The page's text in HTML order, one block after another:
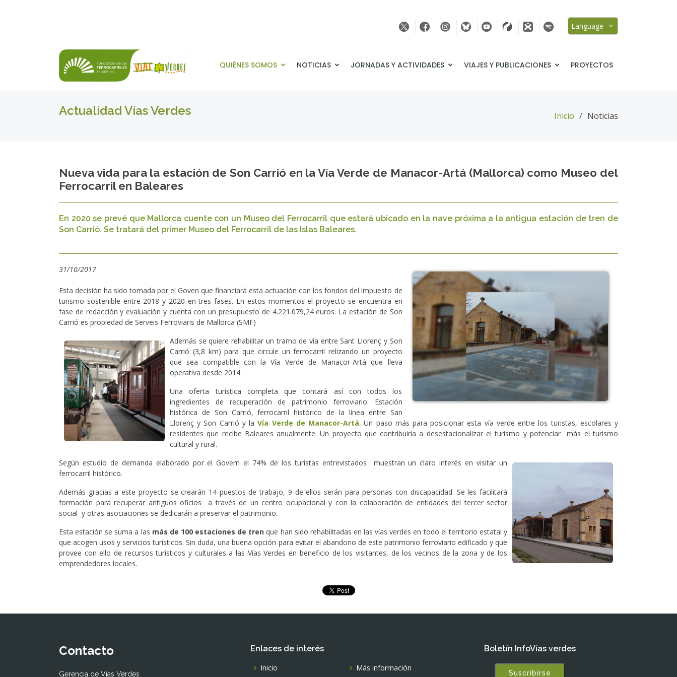
Language
QUIÉNES SOMOS NOTICIAS JORNADAS Y ACTIVIDADES VIAJES Y PUBLICACIONES PROYECTOS
Actualidad Vías Verdes Inicio Noticias
Nueva vida para la estación de Son Carrió en la Vía Verde de Manacor-Artá (Mallorca) como Museo del
Ferrocarril en Baleares
En 2020 se prevé que Mallorca cuente con un Museo del Ferrocarril que estará ubicado en la nave próxima a la antigua estación de tren de
Son Carrió. Se tratará del primer Museo del Ferrocarril de las Islas Baleares.
31/10/2017
Esta decisión ha sido tomada por el Goven que financiará esta actuación con los fondos del impuesto de
turismo sostenible entre 2018 y 2020 en tres fases. En estos momentos el proyecto se encuentra en
fase de redacción y evaluación y cuenta con un presupuesto de 4.221.079,24 euros. La estación de Son
Carrió es propiedad de Serveis Ferroviaris de Mallorca (SMF)
Además se quiere rehabilitar un tramo de vía entre Sant Llorenç y Son
Carrió (3,8 km) para que circule un ferrocarril relizando un proyecto
que sea compatible con la Vía Verde de Manacor-Artá que lleva
operativa desde 2014.
Una oferta turística completa que contará así con todos los
ingredientes de recuperación de patrimonio ferroviario: Estación
histórica de Son Carrió, ferrocarril histórico de la línea entre San
Llorenç y Son Carrió y laVía Verde de Manacor-Artá. Un paso más para posicionar esta vía verde entre los turistas, escolares y
residentes que recibe Baleares anualmente. Un proyecto que contribuiría a desestacionalizar el turismo y potenciar más el turismo
cultural y rural.
Según estudio de demanda elaborado por el Govern el 74% de los turistas entrevistados muestran un claro interés en visitar un
ferrocarril histórico.
Además gracias a este proyecto se crearán 14 puestos de trabajo, 9 de ellos serán para personas con discapacidad. Se les facilitará
formación para recuperar antiguos oficios a través de un centro ocupacional y con la colaboración de entidades del tercer sector
social y otras asociaciones se dedicarán a preservar el patrimonio.
Esta estación se suma a las más de 100 estaciones de tren que han sido rehabilitadas en las vías verdes en todo el territorio estatal y
que acogen usos y servicios turísticos. Sin duda, una buena opción para evitar el abandono de este patrimonio ferroviario edificado y que
provee con ello de recursos turísticos y culturales a las Vías Verdes en beneficio de los visitantes, de los vecinos de la zona y de los
emprendedores locales.
Contacto
Gerencia de Vías Verdes
Enlaces de interés
Inicio
Más información
Boletín InfoVías verdes
Suscribirse